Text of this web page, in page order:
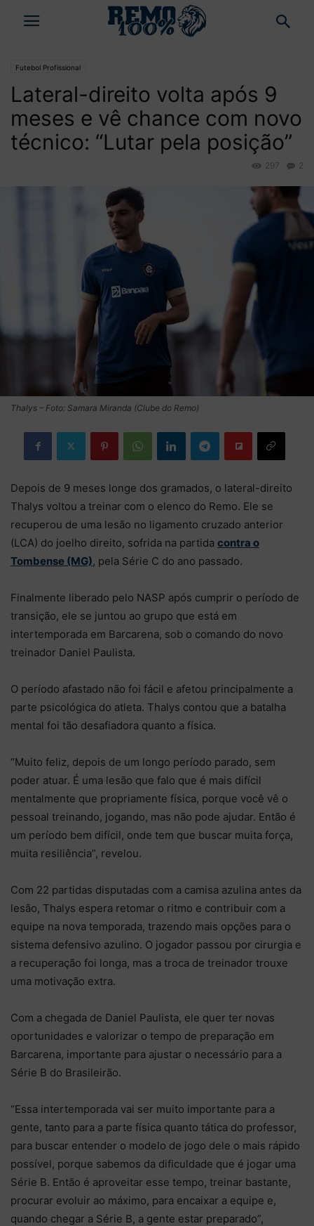
Futebol Profissional
Lateral-direito volta após 9
meses e vê chance com novo
técnico: “Lutar pela posição”
2
297
Thalys – Foto: Samara Miranda (Clube do Remo)
Depois de 9 meses longe dos gramados, o lateral-direito
Thalys voltou a treinar com o elenco do Remo. Ele se
recuperou de uma lesão no ligamento cruzado anterior
(LCA) do joelho direito, sofrida na partida contra o
Tombense (MG), pela Série C do ano passado.
Finalmente liberado pelo NASP após cumprir o período de
transição, ele se juntou ao grupo que está em
intertemporada em Barcarena, sob o comando do novo
treinador Daniel Paulista.
O período afastado não foi fácil e afetou principalmente a
parte psicológica do atleta. Thalys contou que a batalha
mental foi tão desafiadora quanto a física.
“Muito feliz, depois de um longo período parado, sem
poder atuar. É uma lesão que falo que é mais difícil
mentalmente que propriamente física, porque você vê o
pessoal treinando, jogando, mas não pode ajudar. Então é
um período bem difícil, onde tem que buscar muita força,
muita resiliência”, revelou.
Com 22 partidas disputadas com a camisa azulina antes da
lesão, Thalys espera retomar o ritmo e contribuir com a
equipe na nova temporada, trazendo mais opções para o
sistema defensivo azulino. O jogador passou por cirurgia e
a recuperação foi longa, mas a troca de treinador trouxe
uma motivação extra.
Com a chegada de Daniel Paulista, ele quer ter novas
oportunidades e valorizar o tempo de preparação em
Barcarena, importante para ajustar o necessário para a
Série B do Brasileirão.
“Essa intertemporada vai ser muito importante para a
gente, tanto para a parte física quanto tática do professor,
para buscar entender o modelo de jogo dele o mais rápido
possível, porque sabemos da dificuldade que é jogar uma
Série B. Então é aproveitar esse tempo, treinar bastante,
procurar evoluir ao máximo, para encaixar a equipe e,
quando chegar a Série B, a gente estar preparado”,